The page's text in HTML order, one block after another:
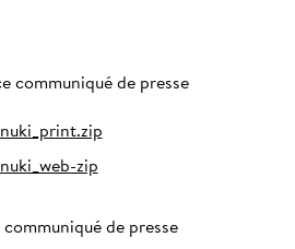
communiqué de presse
zip
communiqué de presse